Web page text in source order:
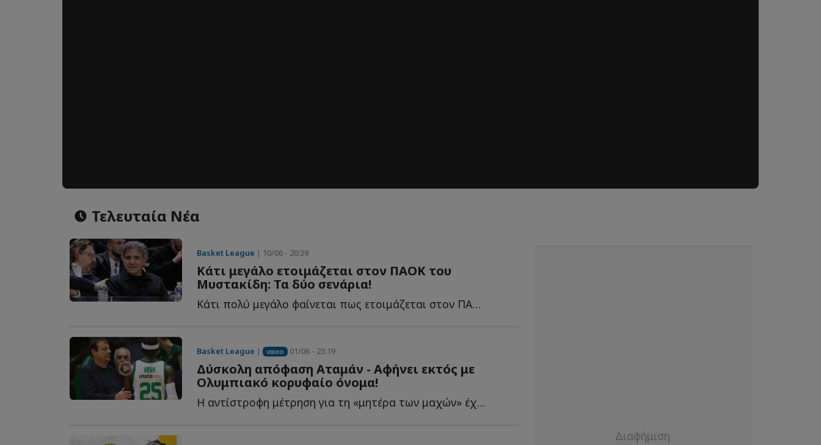
Τελευταία Νέα
Basket League | 10/06 - 20:39
Κάτι μεγάλο ετοιμάζεται στον ΠΑΟΚ του
Μυστακίδη: Τα δύο σενάρια!
Κάτι πολύ μεγάλο φαίνεται πως ετοιμάζεται στον ΠΑΟΚ τ...
Basket League | VIDEO 01/06 - 23:19
Δύσκολη απόφαση Αταμάν - Αφήνει εκτός με
Ολυμπιακό κορυφαίο όνομα!
Η αντίστροφη μέτρηση για τη «μητέρα των μαχών» έχει ξ...